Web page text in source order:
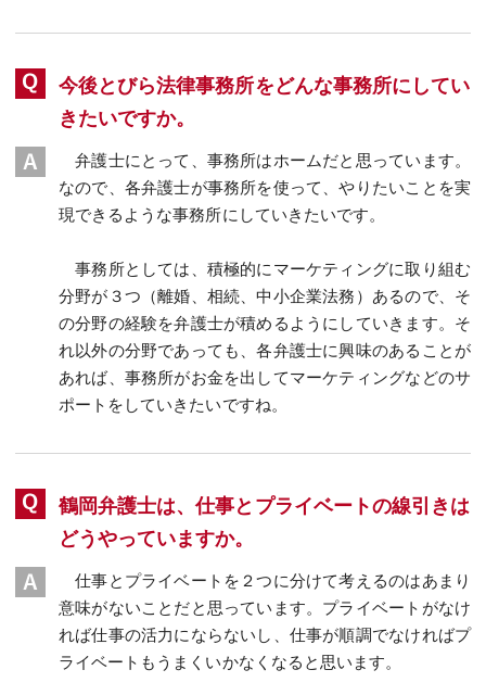
今後とびら法律事務所をどんな事務所にしてい
きたいですか。
弁護士にとって、事務所はホームだと思っています。
なので、各弁護士が事務所を使って、やりたいことを実
現できるような事務所にしていきたいです。
事務所としては、積極的にマーケティングに取り組む
分野が３つ（離婚、相続、中小企業法務）あるので、そ
の分野の経験を弁護士が積めるようにしていきます。そ
れ以外の分野であっても、各弁護士に興味のあることが
あれば、事務所がお金を出してマーケティングなどのサ
ポートをしていきたいですね。
鶴岡弁護士は、仕事とプライベートの線引きは
どうやっていますか。
仕事とプライベートを２つに分けて考えるのはあまり
意味がないことだと思っています。プライベートがなけ
れば仕事の活力にならないし、仕事が順調でなければプ
ライベートもうまくいかなくなると思います。